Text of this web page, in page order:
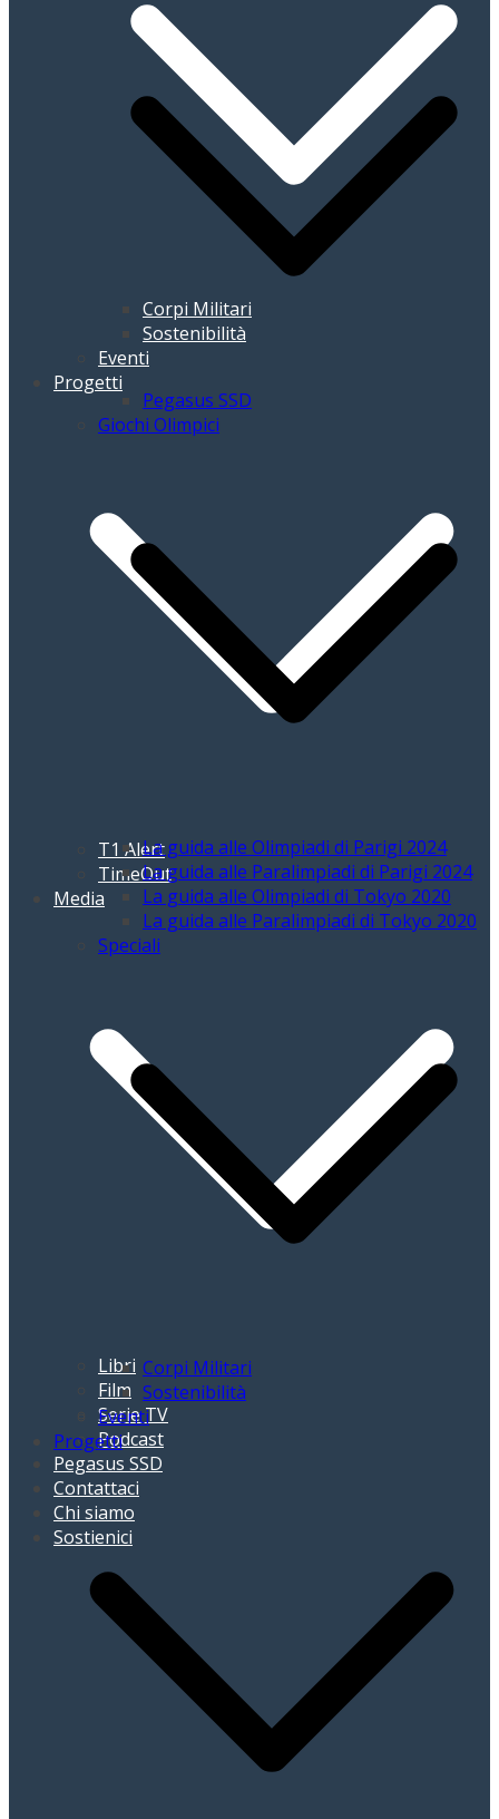
Corpi Militari
Sostenibilità
Eventi
Progetti
T1 Alert
TimeOut
Media
Libri
Film
Serie TV
Podcast
Pegasus SSD
Contattaci
Chi siamo
Sostienici
Pegasus SSD
Giochi Olimpici
La guida alle Olimpiadi di Parigi 2024
La guida alle Paralimpiadi di Parigi 2024
La guida alle Olimpiadi di Tokyo 2020
La guida alle Paralimpiadi di Tokyo 2020
Speciali
Corpi Militari
Sostenibilità
Eventi
Progetti